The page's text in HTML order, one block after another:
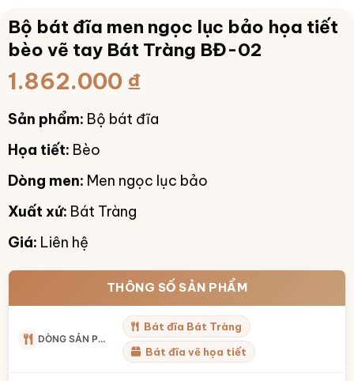
Bộ bát đĩa men ngọc lục bảo họa tiết
bèo vẽ tay Bát Tràng BĐ-02
1.862.000 ₫
Sản phẩm: Bộ bát đĩa
Họa tiết: Bèo
Dòng men: Men ngọc lục bảo
Xuất xứ: Bát Tràng
Giá: Liên hệ
THÔNG SỐ SẢN PHẨM
DÒNG SẢN PHẨM
Bát đĩa Bát Tràng
Bát đĩa vẽ họa tiết